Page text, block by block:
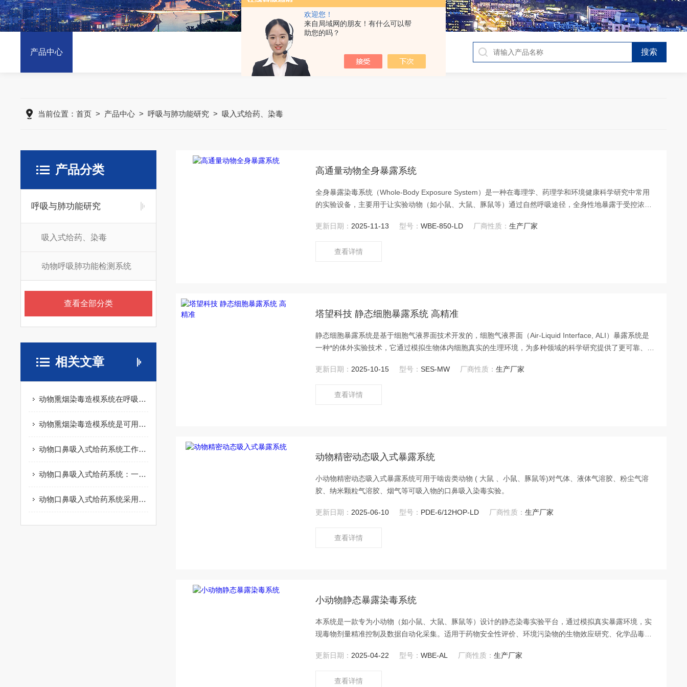
欢迎您！
来自局域网的朋友！有什么可以帮
助您的吗？
产品中心
当前位置：首页 > 产品中心 >呼吸与肺功能研究 >吸入式给药、染毒
产品分类
呼吸与肺功能研究
吸入式给药、染毒
动物呼吸肺功能检测系统
查看全部分类
相关文章
动物熏烟染毒造模系统在呼吸系统疾病研究中的作用
动物熏烟染毒造模系统是可用于模拟吸烟损伤的科研工具
动物口鼻吸入式给药系统工作原理：气溶胶与呼吸道的协同作用
动物口鼻吸入式给药系统：一种非侵入式药物递送方式
动物口鼻吸入式给药系统采用了射流式雾化器
高通量动物全身暴露系统
全身暴露染毒系统（Whole-Body Exposure System）是一种在毒理学、药理学和环境健康科学研究中常用
的实验设备，主要用于让实验动物（如小鼠、大鼠、豚鼠等）通过自然呼吸途径，全身性地暴露于受控浓度
更新日期： 2025-11-13 型号：WBE-850-LD 厂商性质：生产厂家
查看详情
塔望科技 静态细胞暴露系统 高精准
静态细胞暴露系统是基于细胞气液界面技术开发的，细胞气液界面（Air-Liquid Interface, ALI）暴露系统是
一种*的体外实验技术，它通过模拟生物体内细胞真实的生理环境，为多种领域的科学研究提供了更可靠、更
更新日期： 2025-10-15 型号：SES-MW 厂商性质：生产厂家
查看详情
动物精密动态吸入式暴露系统
小动物精密动态吸入式暴露系统可用于啮齿类动物 ( 大鼠 、小鼠、豚鼠等)对气体、液体气溶胶、粉尘气溶
胶、纳米颗粒气溶胶、烟气等可吸入物的口鼻吸入染毒实验。
更新日期： 2025-06-10 型号： PDE-6/12HOP-LD 厂商性质：生产厂家
查看详情
小动物静态暴露染毒系统
本系统是一款专为小动物（如小鼠、大鼠、豚鼠等）设计的静态染毒实验平台，通过模拟真实暴露环境，实
现毒物剂量精准控制及数据自动化采集。适用于药物安全性评价、环境污染物的生物效应研究、化学品毒性
OECD（如吸入毒性测试TG412、413）标准要求。
更新日期： 2025-04-22 型号：WBE-AL 厂商性质：生产厂家
查看详情